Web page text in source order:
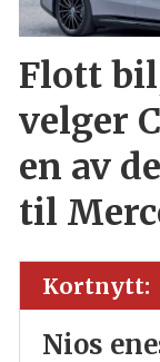
Flott
velger
en av
til
Kortnytt:
Nios